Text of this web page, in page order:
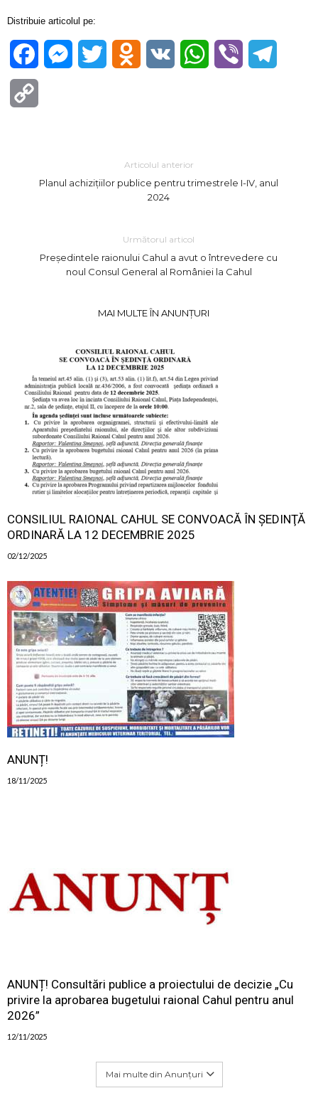
Distribuie articolul pe:
FacebookMessenger
Twitter Odnoklassniki
VK WhatsApp
Viber
Articolul anterior
Planul achizițiilor publice pentru trimestrele I-IV, anul
2024
Următorul articol
Președintele raionului Cahul a avut o întrevedere cu
noul Consul General al României la Cahul
MAI MULTE ÎN ANUNȚURI
CONSILIUL RAIONAL CAHUL SE CONVOACĂ ÎN ŞEDINŢĂ
ORDINARĂ LA 12 DECEMBRIE 2025
02/12/2025
ANUNȚ!
18/11/2025
ANUNȚ! Consultări publice a proiectului de decizie „Cu
privire la aprobarea bugetului raional Cahul pentru anul
2026”
12/11/2025
Mai multe din Anunțuri